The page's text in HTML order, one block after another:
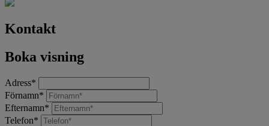
Kontakt
Boka visning
Adress*
Förnamn*
Efternamn*
Telefon*